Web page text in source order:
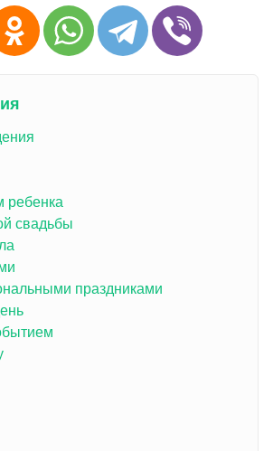
ребенка
свадьбы
праздниками